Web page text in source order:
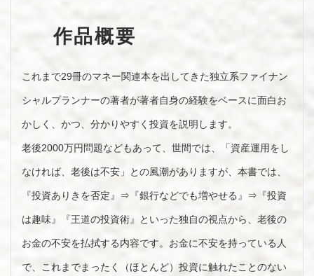
作品概要
これまで29冊のマネー関連本を出してきた独立系ファイナン
シャルプランナーの著者が著者自身の経験をベースに面白お
かしく、かつ、分かりやすく投資を説明します。
老後2000万円問題などもあって、世間では、「資産運用をし
なければ、老後は不安」との風潮がありますが、本書では、
『投資ありきを否定』⇒『銀行などでも増やせる』⇒『投資
は趣味』『王道の投資術』といった独自の視点から、老後の
お金の不安を払拭する内容です。お金に不安を持っている人
で、これまでまったく（ほとんど）投資に触れたことのない